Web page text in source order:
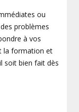
ou
problèmes
à vos
la formation et
soit bien fait dès